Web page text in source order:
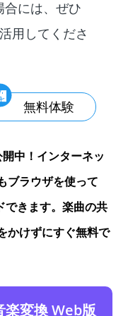
合には、ぜひ
用してくださ
無料体験
中！インターネッ
ブラウザを使って
きます。楽曲の共
かけずにすぐ無料で
変換 Web版